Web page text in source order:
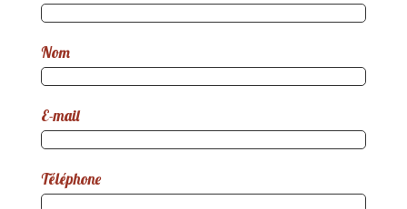
Nom
E-mail
Téléphone